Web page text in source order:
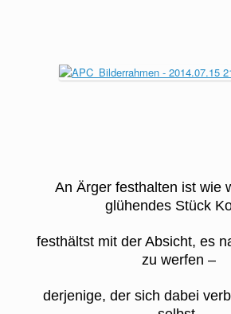
An Ärger festhalten ist wie
glühendes Stück
festhältst mit der Absicht, es
zu werfen –
derjenige, der sich dabei